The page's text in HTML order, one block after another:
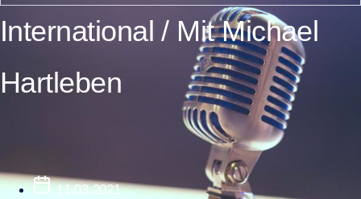
International / Mit Michael
Hartleben
11.03.2021